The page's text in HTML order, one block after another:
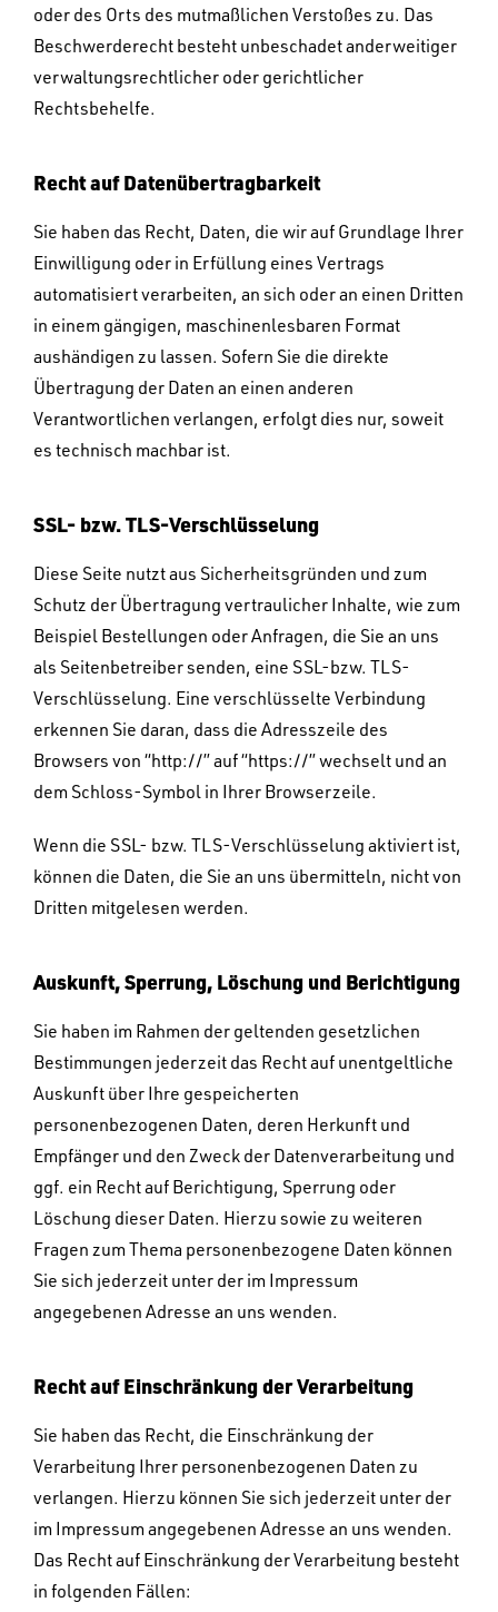
oder des Orts des mutmaßlichen Verstoßes zu. Das
Beschwerderecht besteht unbeschadet anderweitiger
verwaltungsrechtlicher oder gerichtlicher
Rechtsbehelfe.
Recht auf Datenübertragbarkeit
Sie haben das Recht, Daten, die wir auf Grundlage Ihrer
Einwilligung oder in Erfüllung eines Vertrags
automatisiert verarbeiten, an sich oder an einen Dritten
in einem gängigen, maschinenlesbaren Format
aushändigen zu lassen. Sofern Sie die direkte
Übertragung der Daten an einen anderen
Verantwortlichen verlangen, erfolgt dies nur, soweit
es technisch machbar ist.
SSL- bzw. TLS-Verschlüsselung
Diese Seite nutzt aus Sicherheitsgründen und zum
Schutz der Übertragung vertraulicher Inhalte, wie zum
Beispiel Bestellungen oder Anfragen, die Sie an uns
als Seitenbetreiber senden, eine SSL-bzw. TLS-
Verschlüsselung. Eine verschlüsselte Verbindung
erkennen Sie daran, dass die Adresszeile des
Browsers von “http://” auf “https://” wechselt und an
dem Schloss-Symbol in Ihrer Browserzeile.
Wenn die SSL- bzw. TLS-Verschlüsselung aktiviert ist,
können die Daten, die Sie an uns übermitteln, nicht von
Dritten mitgelesen werden.
Auskunft, Sperrung, Löschung und Berichtigung
Sie haben im Rahmen der geltenden gesetzlichen
Bestimmungen jederzeit das Recht auf unentgeltliche
Auskunft über Ihre gespeicherten
personenbezogenen Daten, deren Herkunft und
Empfänger und den Zweck der Datenverarbeitung und
ggf. ein Recht auf Berichtigung, Sperrung oder
Löschung dieser Daten. Hierzu sowie zu weiteren
Fragen zum Thema personenbezogene Daten können
Sie sich jederzeit unter der im Impressum
angegebenen Adresse an uns wenden.
Recht auf Einschränkung der Verarbeitung
Sie haben das Recht, die Einschränkung der
Verarbeitung Ihrer personenbezogenen Daten zu
verlangen. Hierzu können Sie sich jederzeit unter der
im Impressum angegebenen Adresse an uns wenden.
Das Recht auf Einschränkung der Verarbeitung besteht
in folgenden Fällen: